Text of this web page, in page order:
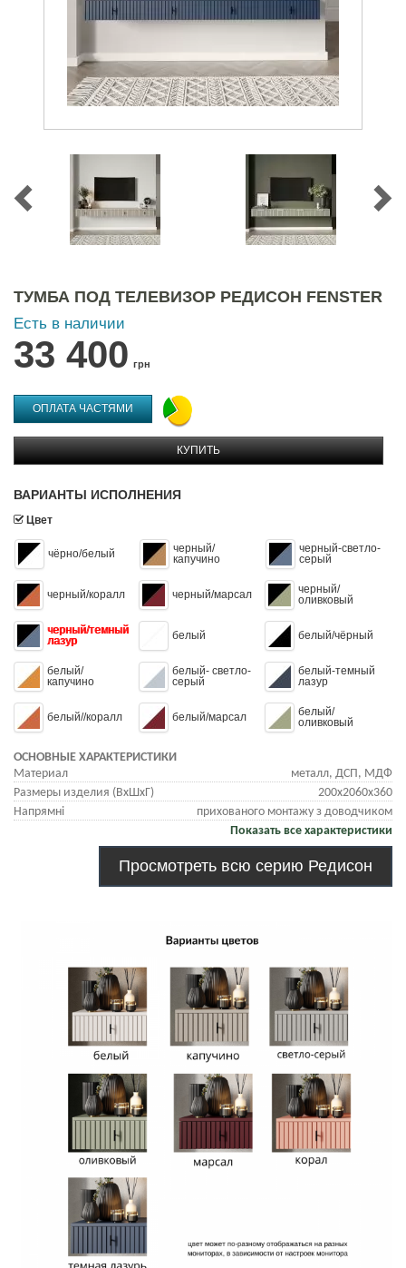
ТУМБА ПОД ТЕЛЕВИЗОР РЕДИСОН FENSTER
Есть в наличии
33 400 грн
ОПЛАТА ЧАСТЯМИ
КУПИТЬ
ВАРИАНТЫ ИСПОЛНЕНИЯ
Цвет
чёрно/белый
черный/
капучино
черный-светло-
серый
черный/коралл черный/марсал
черный/
оливковый
черный/темный
лазур
белый белый/чёрный
белый/
капучино
белый- светло-
серый
белый-темный
лазур
белый//коралл белый/марсал
белый/
оливковый
ОСНОВНЫЕ ХАРАКТЕРИСТИКИ
Материал
металл, ДСП, МДФ
Размеры изделия (ВхШхГ)
200х2060х360
Напрямні
прихованого монтажу з доводчиком
Показать все характеристики
Просмотреть всю серию Редисон